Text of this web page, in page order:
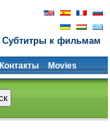
Субтитры к фильмам
Контакты Movies